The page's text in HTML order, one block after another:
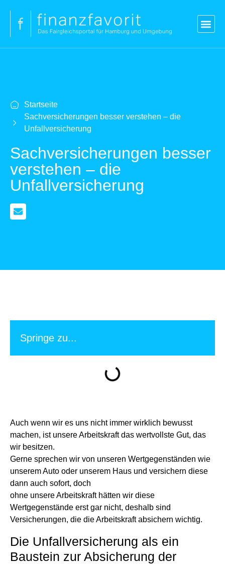
Startseite
Sachversicherungen besser verstehen – die
Unfallversicherung
Sachversicherungen besser
verstehen – die
Unfallversicherung
Springe zu...
Auch wenn wir es uns nicht immer wirklich bewusst
machen, ist unsere Arbeitskraft das wertvollste Gut, das
wir besitzen.
Gerne sprechen wir von unseren Wertgegenständen wie
unserem Auto oder unserem Haus und versichern diese
dann auch sofort, doch
ohne unsere Arbeitskraft hätten wir diese
Wertgegenstände erst gar nicht, deshalb sind
Versicherungen, die die Arbeitskraft absichern wichtig.
Die Unfallversicherung als ein
Baustein zur Absicherung der